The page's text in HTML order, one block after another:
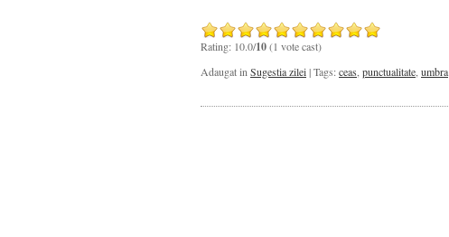
Rating: 10.0/10(1 vote cast)
Adaugat in Sugestia zilei| Tags:ceas punctualitate umbra